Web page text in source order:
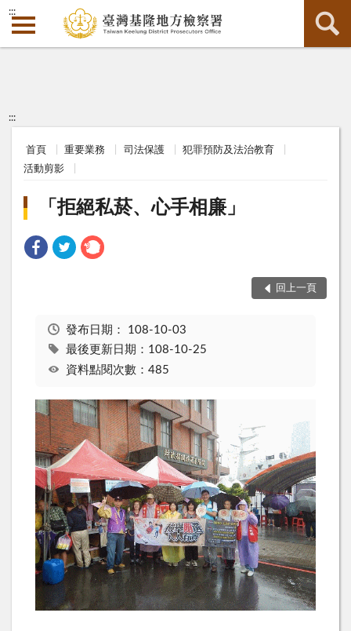
:::
:::
首頁 重要業務 司法保護
犯罪預防及法治教育
活動剪影
「拒絕私菸、心手相廉」
回上一頁
發布日期： 108-10-03
最後更新日期：108-10-25
資料點閱次數：485